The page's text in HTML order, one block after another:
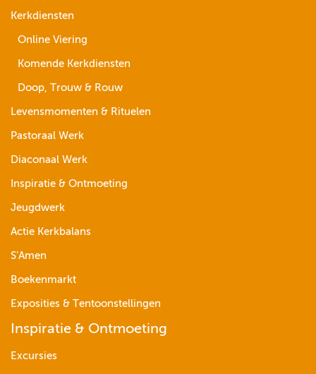
Kerkdiensten
Online Viering
Komende Kerkdiensten
Doop, Trouw & Rouw
Levensmomenten & Rituelen
Pastoraal Werk
Diaconaal Werk
Inspiratie & Ontmoeting
Jeugdwerk
Actie Kerkbalans
S’Amen
Boekenmarkt
Exposities & Tentoonstellingen
Inspiratie & Ontmoeting
Excursies